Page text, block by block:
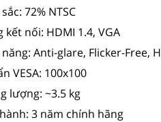
72% NTSC
kết nối: HDMI 1.4, VGA
Anti-glare, Flicker-Free,
VESA: 100x100
lượng: ~3.5 kg
3 năm chính hãng